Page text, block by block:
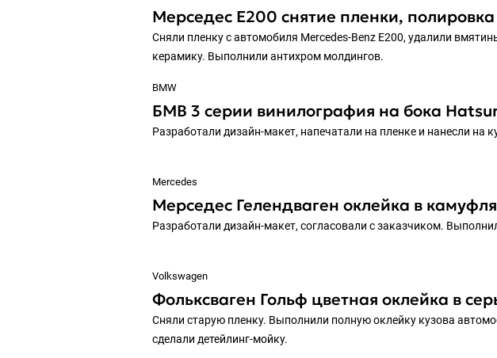
Мерседес Е200 снятие пленки,
Сняли пленку с автомобиля Mercedes-Benz E200, удалили
керамику. Выполнили антихром молдингов.
BMW
БМВ 3 серии винилография на бока
Разработали дизайн-макет, напечатали на пленке и нанесли
Mercedes
Мерседес Гелендваген оклейка в
Разработали дизайн-макет, согласовали с заказчиком.
Volkswagen
Фольксваген Гольф цветная оклейка в
Сняли старую пленку. Выполнили полную оклейку кузова
сделали детейлинг-мойку.